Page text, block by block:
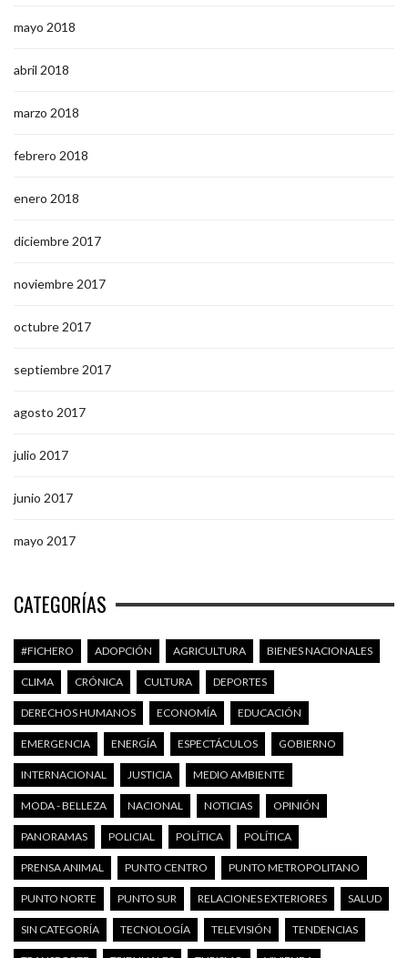
mayo 2018
abril 2018
marzo 2018
febrero 2018
enero 2018
diciembre 2017
noviembre 2017
octubre 2017
septiembre 2017
agosto 2017
julio 2017
junio 2017
mayo 2017
CATEGORÍAS
#FICHERO ADOPCIÓN AGRICULTURA BIENES NACIONALES
CLIMA CRÓNICA CULTURA DEPORTES
DERECHOS HUMANOS ECONOMÍA EDUCACIÓN
EMERGENCIA ENERGÍA ESPECTÁCULOS GOBIERNO
INTERNACIONAL JUSTICIA MEDIO AMBIENTE
MODA - BELLEZA NACIONAL NOTICIAS OPINIÓN
PANORAMAS POLICIAL POLÍTICA POLÍTICA
PRENSA ANIMAL PUNTO CENTRO PUNTO METROPOLITANO
PUNTO NORTE PUNTO SUR RELACIONES EXTERIORES SALUD
SIN CATEGORÍA TECNOLOGÍA TELEVISIÓN TENDENCIAS